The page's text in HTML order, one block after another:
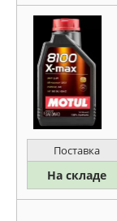
Поставка
На складе